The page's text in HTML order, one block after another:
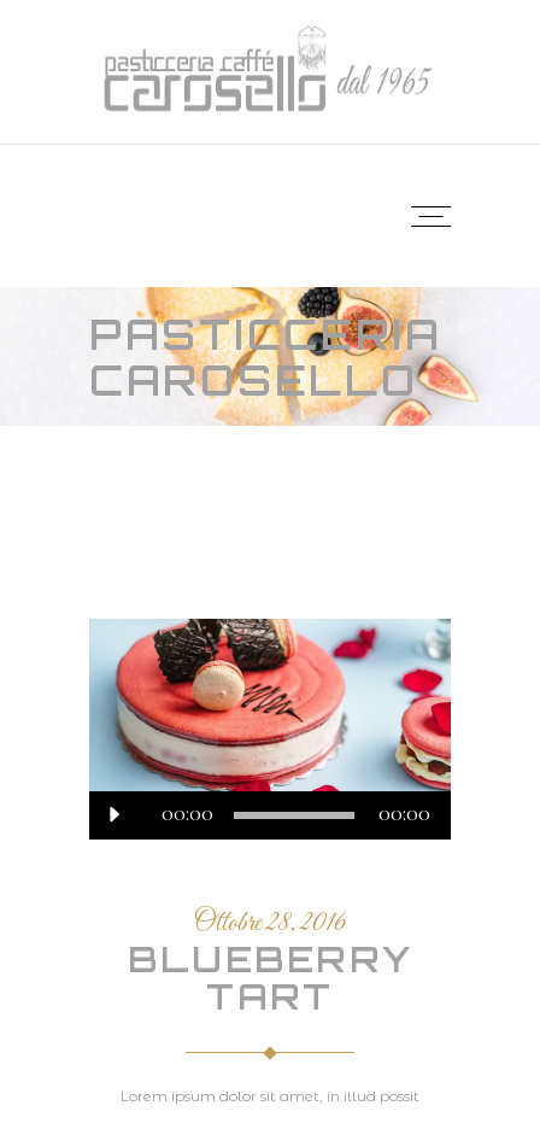
PASTICCERIA
CAROSELLO
Audio
Player
00:00 00:00
Ottobre 28, 2016
BLUEBERRY
TART
Lorem ipsum dolor sit amet, in illud possit